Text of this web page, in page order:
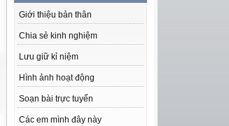
Giới thiệu bản thân
Chia sẻ kinh nghiệm
Lưu giữ kỉ niệm
Hình ảnh hoạt động
Soạn bài trực tuyến
Các em mình đây này